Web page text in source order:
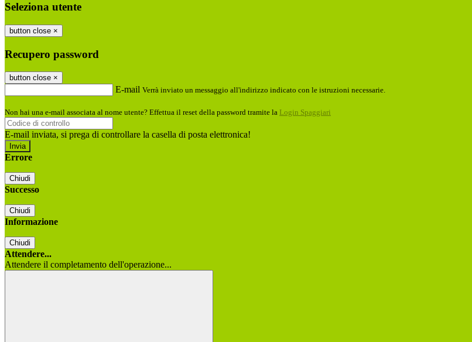
Seleziona utente
button close ×
Recupero password
button close ×
E-mail Verrà inviato un messaggio all'indirizzo indicato con le istruzioni necessarie.
Non hai una e-mail associata al nome utente? Effettua il reset della password tramite la Login Spaggiari
E-mail inviata, si prega di controllare la casella di posta elettronica!
Errore
Chiudi
Successo
Chiudi
Informazione
Chiudi
Attendere...
Attendere il completamento dell'operazione...